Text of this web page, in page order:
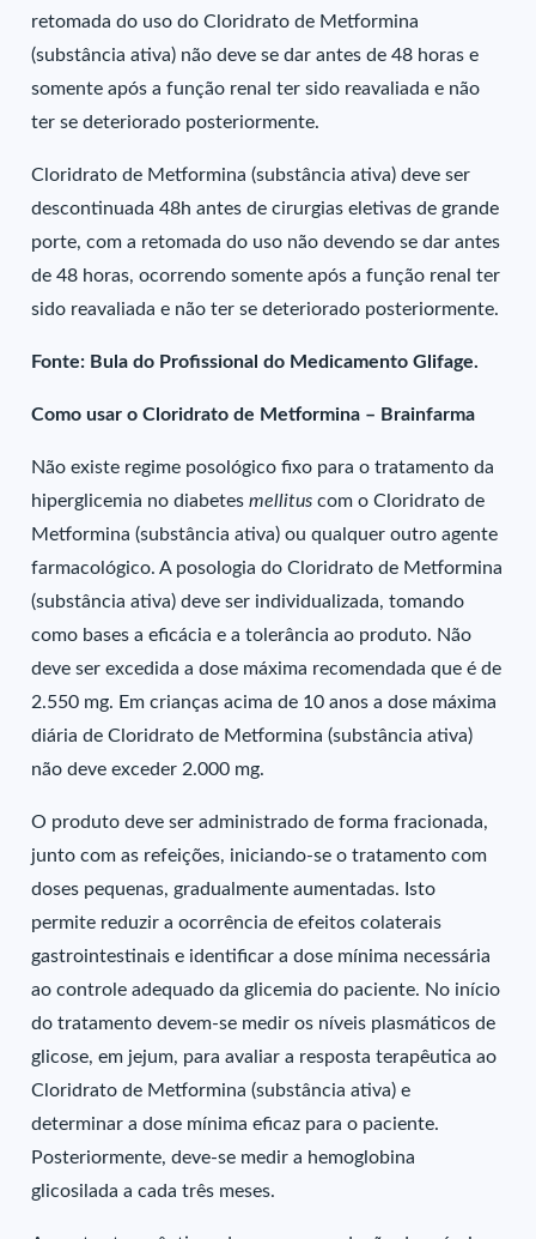
retomada do uso do Cloridrato de Metformina
(substância ativa) não deve se dar antes de 48 horas e
somente após a função renal ter sido reavaliada e não
ter se deteriorado posteriormente.
Cloridrato de Metformina (substância ativa) deve ser
descontinuada 48h antes de cirurgias eletivas de grande
porte, com a retomada do uso não devendo se dar antes
de 48 horas, ocorrendo somente após a função renal ter
sido reavaliada e não ter se deteriorado posteriormente.
Fonte: Bula do Profissional do Medicamento Glifage.
Como usar o Cloridrato de Metformina – Brainfarma
Não existe regime posológico fixo para o tratamento da
hiperglicemia no diabetesmellituscom o Cloridrato de
Metformina (substância ativa) ou qualquer outro agente
farmacológico. A posologia do Cloridrato de Metformina
(substância ativa) deve ser individualizada, tomando
como bases a eficácia e a tolerância ao produto. Não
deve ser excedida a dose máxima recomendada que é de
2.550 mg. Em crianças acima de 10 anos a dose máxima
diária de Cloridrato de Metformina (substância ativa)
não deve exceder 2.000 mg.
O produto deve ser administrado de forma fracionada,
junto com as refeições, iniciando-se o tratamento com
doses pequenas, gradualmente aumentadas. Isto
permite reduzir a ocorrência de efeitos colaterais
gastrointestinais e identificar a dose mínima necessária
ao controle adequado da glicemia do paciente. No início
do tratamento devem-se medir os níveis plasmáticos de
glicose, em jejum, para avaliar a resposta terapêutica ao
Cloridrato de Metformina (substância ativa) e
determinar a dose mínima eficaz para o paciente.
Posteriormente, deve-se medir a hemoglobina
glicosilada a cada três meses.